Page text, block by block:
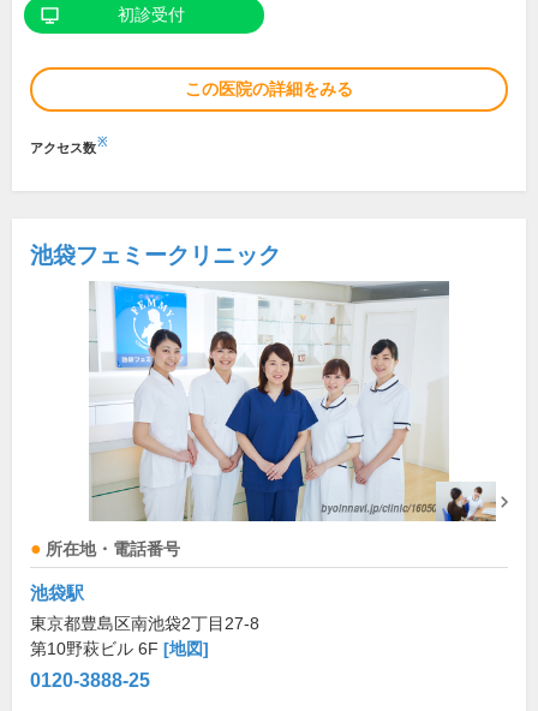
初診受付
この医院の詳細をみる
アクセス数※
池袋フェミークリニック
所在地・電話番号
池袋駅
東京都豊島区南池袋2丁目27-8
第10野萩ビル 6F [地図]
0120-3888-25